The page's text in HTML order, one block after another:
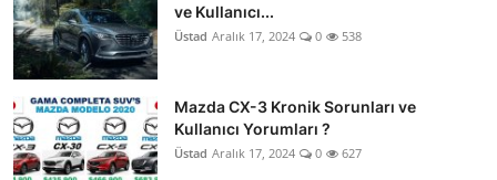
ve Kullanıcı...
Üstad Aralık 17, 2024 0 538
Mazda CX-3 Kronik Sorunları ve
Kullanıcı Yorumları ?
Üstad Aralık 17, 2024 0 627